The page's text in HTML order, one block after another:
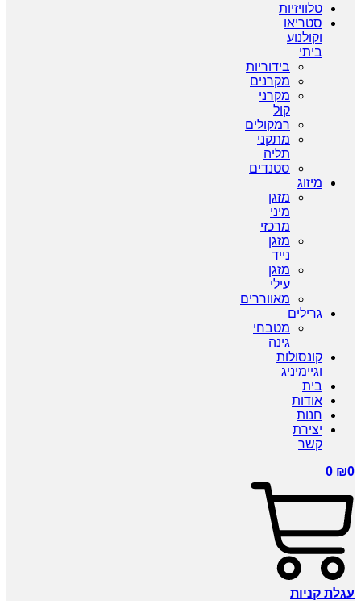
טלוויזיות
סטריאו
וקולנוע
ביתי
בידוריות
מקרנים
מקרני
קול
רמקולים
מתקני
תליה
סטנדים
מיזוג
מזגן
מיני
מרכזי
מזגן
נייד
מזגן
עילי
מאווררים
גרילים
מטבחי
גינה
קונסולות
וגיימיניג
בית
אודות
חנות
יצירת
קשר
₪0
0
עגלת קניות